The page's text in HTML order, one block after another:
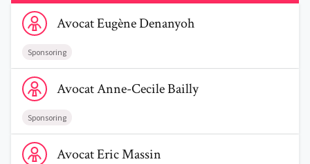
Voir le profil de AvocatEugène Denanyoh
AvocatEugèneDenanyoh
Sponsoring
Voir le profil de AvocatAnne-Cecile Bailly
AvocatAnne-CecileBailly
Sponsoring
Voir le profil de AvocatEric Massin
AvocatEricMassin